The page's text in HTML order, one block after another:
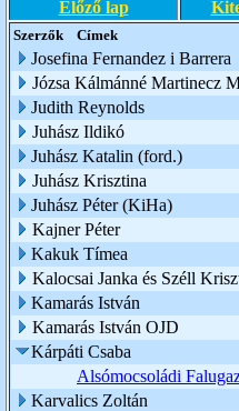
Előző lap
Szerzők Címek
Josefina Fernandez i Barrera
Józsa Kálmánné Martinecz
Judith Reynolds
Juhász Ildikó
Juhász Katalin (ford.)
Juhász Krisztina
Juhász Péter (KiHa)
Kajner Péter
Kakuk Tímea
Kalocsai Janka és Széll
Kamarás István
Kamarás István OJD
Kárpáti Csaba
Alsómocsoládi
Karvalics Zoltán